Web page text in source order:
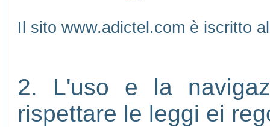
Il sito www.adictel.com è iscritto
2. L'uso e la
rispettare le leggi ei